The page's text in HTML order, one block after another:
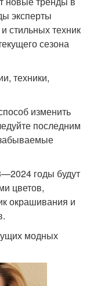
эксперты
стильных техник
сезона
техники,
изменить
последним
годы будут
цветов,
окрашивания и
модных